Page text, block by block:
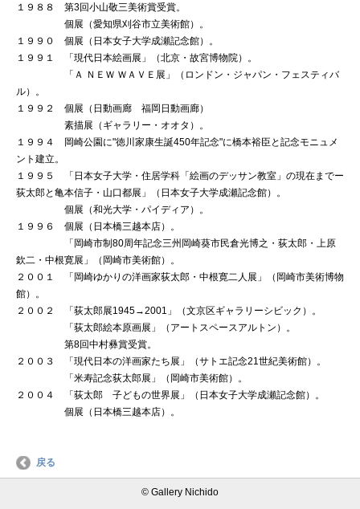
１９８８ 第3回小山敬三美術賞受賞。
個展（愛知県刈谷市立美術館）。
１９９０ 個展（日本女子大学成瀬記念館）。
１９９１ 「現代日本絵画展」（北京・故宮博物院）。
「Ａ ＮＥＷ ＷＡＶＥ展」（ロンドン・ジャパン・フェスティバ
ル）。
１９９２ 個展（日動画廊 福岡日動画廊）
素描展（ギャラリー・オオタ）。
１９９４ 岡崎公園に"徳川家康生誕450年記念"に橋本裕臣と記念モニュメ
ント建立。
１９９５ 「日本女子大学・住居学科「絵画のデッサン教室」の現在までー
荻太郎と亀本信子・山口都展」（日本女子大学成瀬記念館）。
個展（和光大学・パイディア）。
１９９６ 個展（日本橋三越本店）。
「岡崎市制80周年記念三州岡崎葵市民倉光博之・荻太郎・上原
欽二・中根寛展」（岡崎市美術館）。
２００１ 「岡崎ゆかりの洋画家荻太郎・中根寛二人展」（岡崎市美術博物
館）。
２００２ 「荻太郎展1945→2001」（文京区ギャラリーシビック）。
「荻太郎絵本原画展」（アートスペースアルトン）。
第8回中村彝賞受賞。
２００３ 「現代日本の洋画家たち展」（サトエ記念21世紀美術館）。
「米寿記念荻太郎展」（岡崎市美術館）。
２００４ 「荻太郎 子どもの世界展」（日本女子大学成瀬記念館）。
個展（日本橋三越本店）。
戻る
© Gallery Nichido